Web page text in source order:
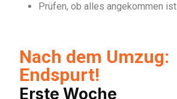
Prüfen, ob alles angekommen ist
Nach dem Umzug:
Endspurt!
Erste Woche